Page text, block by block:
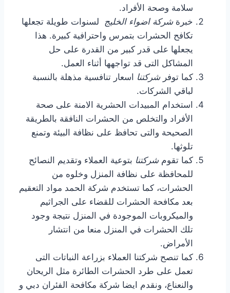
سلامة وصحة الأفراد.
خبرةشركة اضواء الخليج لسنوات طويلة تجعلها
تكافح الحشرات بتمرس واحترافية كبيرة. هذا
يجعلها على قدر كبير من القدرة على حل
المشاكل التى قد تواجهها أثناء العمل.
كما توفرشركتنا اسعار تنافسية مذهلة بالنسبة
لباقي الشركات.
استخدام المبيدات الحشرية الامنة على صحة
الأفراد والتخلص من الحشرات النافقة بالطريقة
الصحيحة والتى تحافظ على نظافة البيئة وتمنع
تلوثها.
كما تقومشركتنا بتوعية العملاء وتقديم النصائح
للمحافظة على نظافة المنزل وخلوه من
الحشرات، كما تستخدم شركة الحمد مواد التعقيم
بعد مكافحة الحشرات للقضاء على الجراثيم
والميكروبات الموجودة في المنزل نتيجة وجود
تلك الحشرات في المنزل منعا من انتشار
الأمراض.
كما تنصح شركتنا العملاء بزراعة النباتات التى
تعمل على طرد الحشرات الطائرة مثل الريحان
والنعناع، ونقدم ايضا شركة مكافحة الفئران دبي و